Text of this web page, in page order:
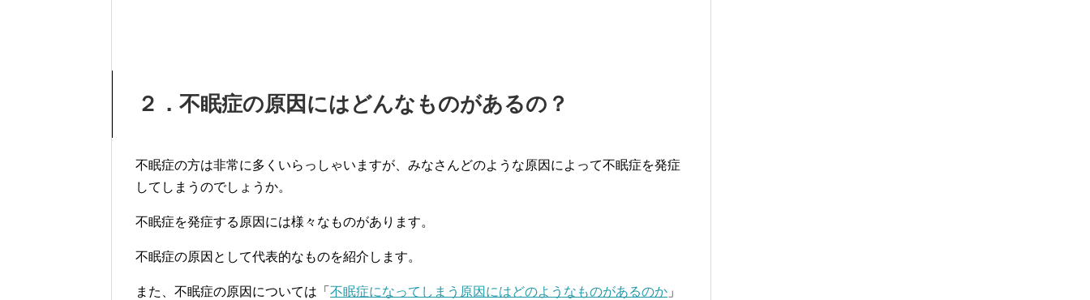
２．不眠症の原因にはどんなものがあるの？
不眠症の方は非常に多くいらっしゃいますが、みなさんどのような原因によって不眠症を発症
してしまうのでしょうか。
不眠症を発症する原因には様々なものがあります。
不眠症の原因として代表的なものを紹介します。
また、不眠症の原因については「 不眠症になってしまう原因にはどのようなものがあるのか 」